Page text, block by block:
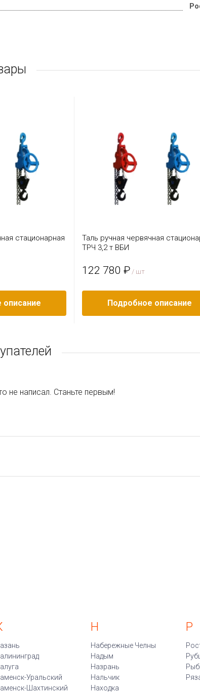
стационарная
Таль ручная червячная
ТРЧ 3,2 т ВБИ
122 780 ₽ / шт
Подробное описание
не написал. Станьте первым!
Уральский
Шахтинский
Н
Набережные Челны
Надым
Назрань
Нальчик
Находка
Р